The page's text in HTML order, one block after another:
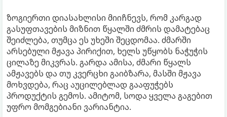
ზოგიერთი დიასახლისი მიიჩნევს, რომ კარგად
გასუფთავების მიზნით წყალში ძმრის დამატებაც
შეიძლება, თუმცა ეს უხეში შეცდომაა. ძმარში
არსებული მჟავა პირიქით, ხელს უწყობს ნაჭუჭის
ცილაზე მიკვრას. გარდა ამისა, ძმარი წყალს
ამჟავებს და თუ კვერცხი გაიბზარა, მასში მჟავა
მოხვდება, რაც აუცილებლად გააფუჭებს
პროდუქტის გემოს. ამიტომ, სოდა ყველა გაგებით
უფრო მომგებიანი ვარიანტია.